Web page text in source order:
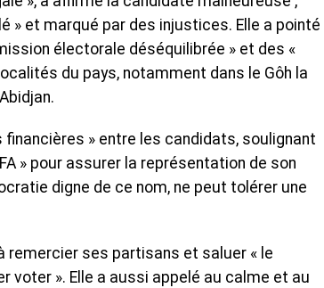
» et marqué par des injustices. Elle a pointé
électorale déséquilibrée » et des «
du pays, notamment dans le Gôh la
» entre les candidats, soulignant
» pour assurer la représentation de son
digne de ce nom, ne peut tolérer une
remercier ses partisans et saluer « le
voter ». Elle a aussi appelé au calme et au